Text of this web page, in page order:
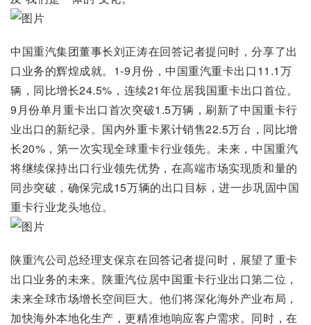
中国重汽集团董事长刘正涛在回答记者提问时，分享了出
口业务的辉煌成就。1-9月份，中国重汽重卡出口11.1万
辆，同比增长24.5%，连续21年位居我国重卡出口首位。
9月份单月重卡出口首次突破1.5万辆，刷新了中国重卡行
业出口的新纪录。国内外重卡累计销售22.5万台，同比增
长20%，第一次实现全球重卡行业领先。未来，中国重汽
将继续保持出口行业领先优势，在高端市场实现质和量的
同步突破，确保完成15万辆的出口目标，进一步巩固中国
重卡行业龙头地位。
陕重汽公司总经理支保京在回答记者提问时，展望了重卡
出口业务的未来。陕重汽位居中国重卡行业出口第二位，
未来全球市场增长空间巨大。他们将深化海外产业布局，
加快海外本地化生产，更精准地响应客户需求。同时，在